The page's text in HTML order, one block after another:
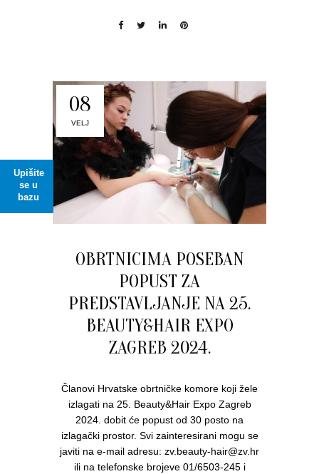
Upišite
se u
bazu
08
VELJ
OBRTNICIMA POSEBAN
POPUST ZA
PREDSTAVLJANJE NA 25.
BEAUTY&HAIR EXPO
ZAGREB 2024.
Članovi Hrvatske obrtničke komore koji žele
izlagati na 25. Beauty&Hair Expo Zagreb
2024. dobit će popust od 30 posto na
izlagački prostor. Svi zainteresirani mogu se
javiti na e-mail adresu: zv.beauty-hair@zv.hr
ili na telefonske brojeve 01/6503-245 i